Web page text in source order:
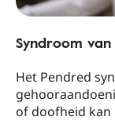
Syndroom
Het Pendred
of doofheid kan